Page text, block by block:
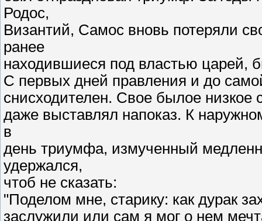
Родос,
Византий, Самос вновь потеряли
ранее
находившиеся под властью царей,
С первых дней правления и до
снисходителен. Свое былое низкое
даже выставлял напоказ. К
в
день триумфа, измученный
удержался,
чтоб не сказать:
"Поделом мне, старику: как дурак
заслужили или сам я мог о нем